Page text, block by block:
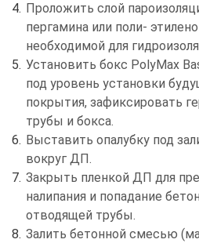
Проложить слой
пергамина или поли-
необходимой для
Установить бокс PolyMax
под уровень установки
покрытия, зафиксировать
трубы и бокса.
Выставить опалубку под
вокруг ДП.
Закрыть пленкой ДП для
налипания и попадание
отводящей трубы.
Залить бетонной смесью